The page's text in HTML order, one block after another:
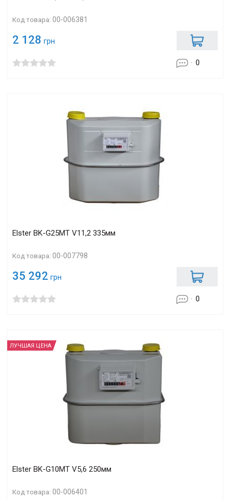
Код товара:00-006381
2 128 грн
0
Elster BK-G25МT V11,2 335мм
Код товара:00-007798
35 292 грн
0
ЛУЧШАЯ ЦЕНА
Elster BK-G10МT V5,6 250мм
Код товара:00-006401